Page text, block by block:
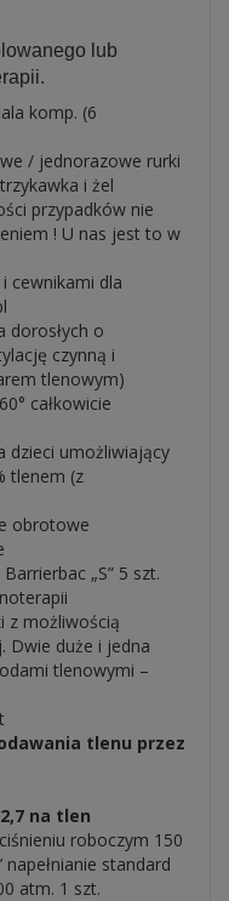
lub
komp. (6
/ jednorazowe rurki
i żel
przypadków nie
! U nas jest to w
dla
o
czynną i
tlenowym)
całkowicie
umożliwiający
tlenem (z
obrotowe
„S” 5 szt.
z możliwością
Dwie duże i jedna
tlenowymi –
tlenu przez
na tlen
roboczym 150
standard
atm. 1 szt.